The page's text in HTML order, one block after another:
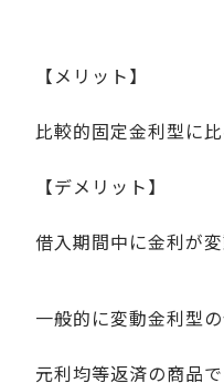
【メリット】
比較的固定金利型に
【デメリット】
借入期間中に金利が
一般的に変動金利型
元利均等返済の商品